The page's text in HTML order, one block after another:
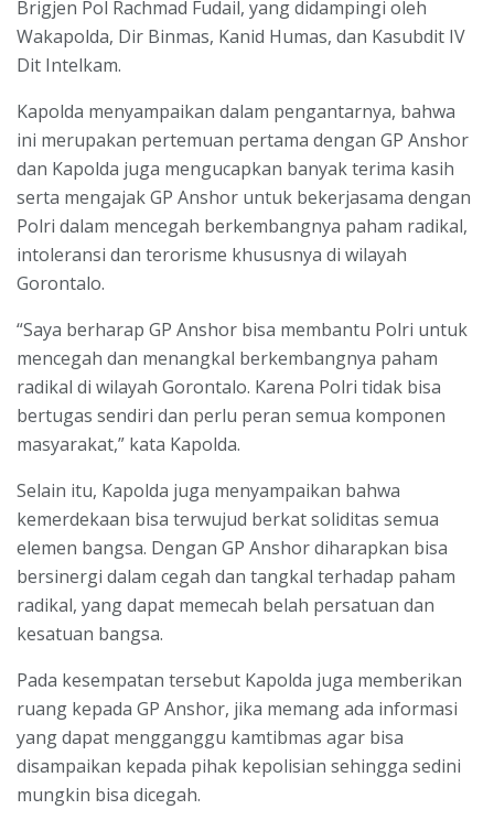
Brigjen Pol Rachmad Fudail, yang didampingi oleh
Wakapolda, Dir Binmas, Kanid Humas, dan Kasubdit IV
Dit Intelkam.
Kapolda menyampaikan dalam pengantarnya, bahwa
ini merupakan pertemuan pertama dengan GP Anshor
dan Kapolda juga mengucapkan banyak terima kasih
serta mengajak GP Anshor untuk bekerjasama dengan
Polri dalam mencegah berkembangnya paham radikal,
intoleransi dan terorisme khususnya di wilayah
Gorontalo.
“Saya berharap GP Anshor bisa membantu Polri untuk
mencegah dan menangkal berkembangnya paham
radikal di wilayah Gorontalo. Karena Polri tidak bisa
bertugas sendiri dan perlu peran semua komponen
masyarakat,” kata Kapolda.
Selain itu, Kapolda juga menyampaikan bahwa
kemerdekaan bisa terwujud berkat soliditas semua
elemen bangsa. Dengan GP Anshor diharapkan bisa
bersinergi dalam cegah dan tangkal terhadap paham
radikal, yang dapat memecah belah persatuan dan
kesatuan bangsa.
Pada kesempatan tersebut Kapolda juga memberikan
ruang kepada GP Anshor, jika memang ada informasi
yang dapat mengganggu kamtibmas agar bisa
disampaikan kepada pihak kepolisian sehingga sedini
mungkin bisa dicegah.